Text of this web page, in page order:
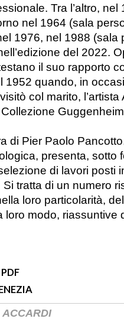
Tra l’altro,
nel 1964 (sala
1976, nel 1988 (sala
del 2022.
il suo rapporto
1952 quando, in
col marito,
di Pier Paolo
presenta, sotto
di lavori posti
tratta di un numero
loro particolarità,
loro modo, riassuntive
ACCARDI